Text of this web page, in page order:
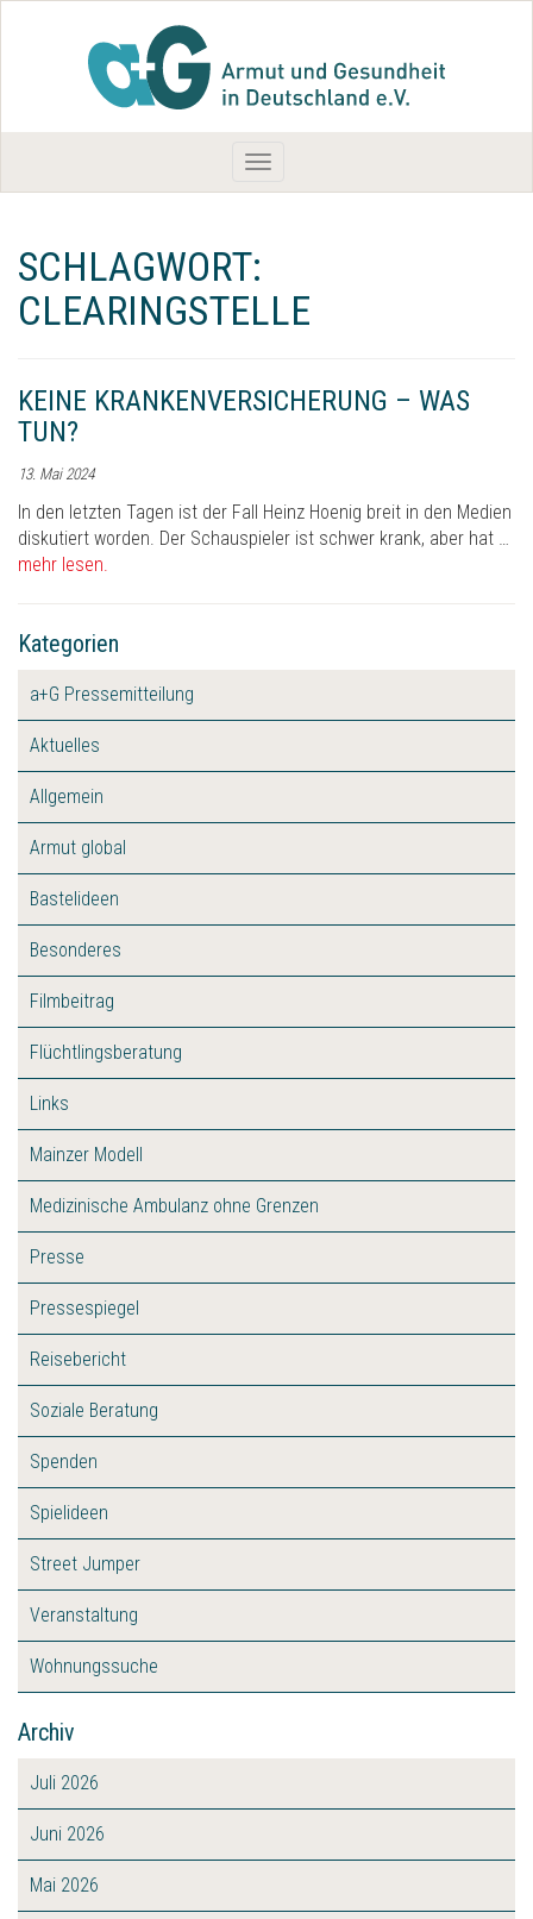
Toggle
navigation
SCHLAGWORT:
CLEARINGSTELLE
KEINE KRANKENVERSICHERUNG – WAS
TUN?
13. Mai 2024
In den letzten Tagen ist der Fall Heinz Hoenig breit in den Medien
diskutiert worden. Der Schauspieler ist schwer krank, aber hat …
mehr lesen.
Kategorien
a+G Pressemitteilung
Aktuelles
Allgemein
Armut global
Bastelideen
Besonderes
Filmbeitrag
Flüchtlingsberatung
Links
Mainzer Modell
Medizinische Ambulanz ohne Grenzen
Presse
Pressespiegel
Reisebericht
Soziale Beratung
Spenden
Spielideen
Street Jumper
Veranstaltung
Wohnungssuche
Archiv
Juli 2026
Juni 2026
Mai 2026